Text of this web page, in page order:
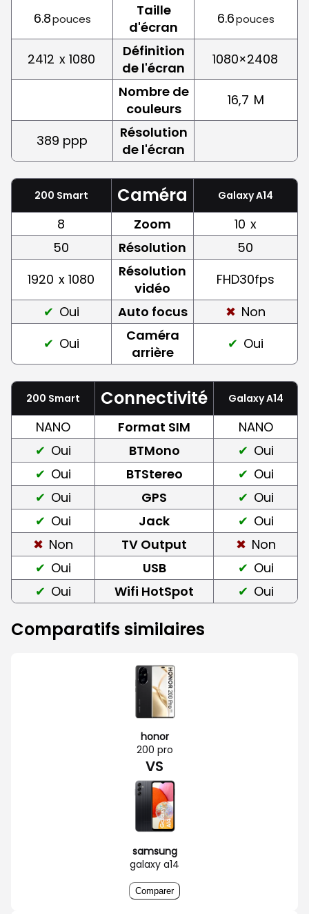
6.8pouces
Taille
d'écran
6.6pouces
2412 x 1080
Définition
de l'écran
1080×2408
Nombre de
couleurs
16,7 M
389 ppp
Résolution
de l'écran
200 Smart Caméra Galaxy A14
8 Zoom 10 x
50
Résolution
50
1920 x 1080
Résolution
vidéo
FHD30fps
Oui
Auto focus
Non
Oui
Caméra
arrière
Oui
200 Smart Connectivité Galaxy A14
NANO Format SIM
NANO
Oui
BTMono
Oui
Oui
BTStereo
Oui
Oui
GPS
Oui
Oui
Jack
Oui
Non
TV Output
Non
Oui
USB
Oui
Oui
Wifi HotSpot Oui
Comparatifs similaires
honor
200 pro
VS
samsung
galaxy a14
Comparer